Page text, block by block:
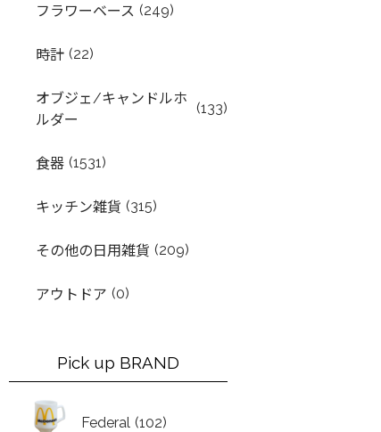
フラワーベース (249)
時計 (22)
オブジェ/キャンドルホ
ルダー
(133)
食器 (1531)
キッチン雑貨 (315)
その他の日用雑貨 (209)
アウトドア (0)
Pick up BRAND
Federal (102)